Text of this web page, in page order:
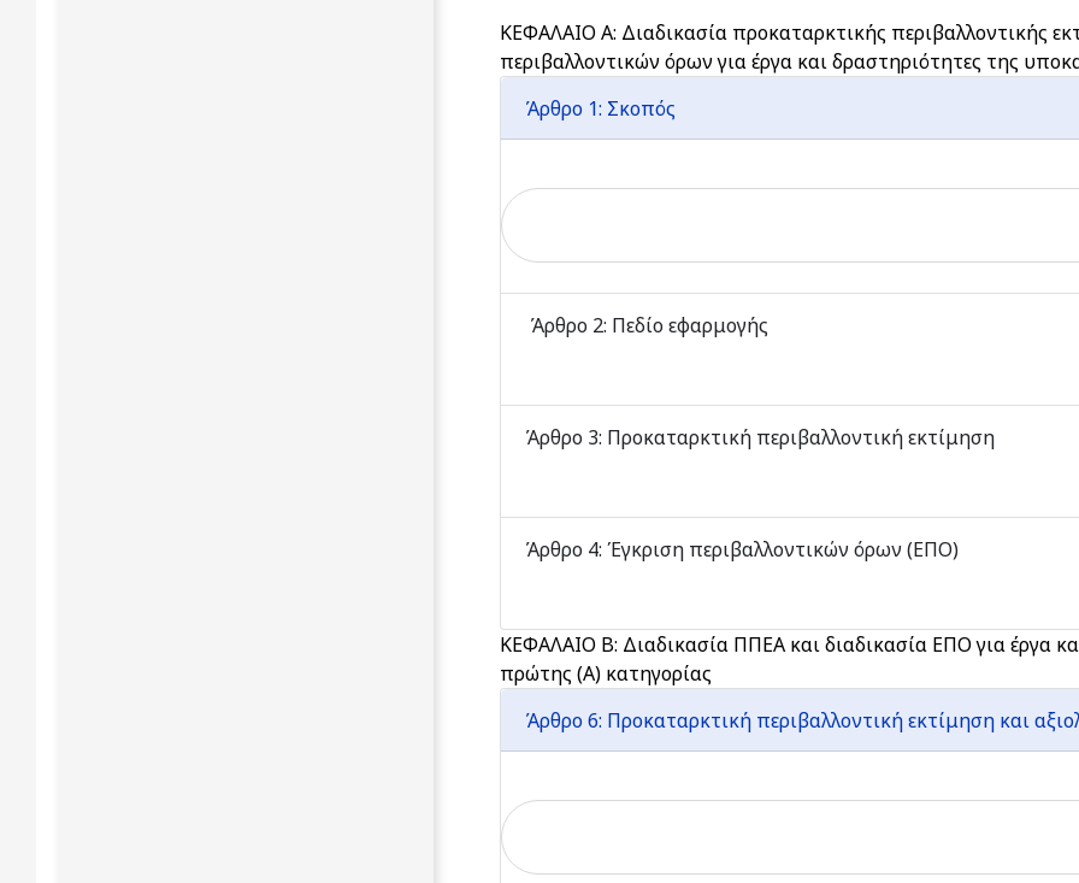
ΚΕΦΑΛΑΙΟ Α: Διαδικασία προκαταρκτικής περιβαλλοντικής
περιβαλλοντικών όρων για έργα και δραστηριότητες της
Άρθρο 1: Σκοπός
Άρθρο 2: Πεδίο εφαρμογής
Άρθρο 3: Προκαταρκτική περιβαλλοντική εκτίμηση
Άρθρο 4: Έγκριση περιβαλλοντικών όρων (ΕΠΟ)
ΚΕΦΑΛΑΙΟ Β: Διαδικασία ΠΠΕΑ και διαδικασία ΕΠΟ για έργα
πρώτης (Α) κατηγορίας
Άρθρο 6: Προκαταρκτική περιβαλλοντική εκτίμηση και